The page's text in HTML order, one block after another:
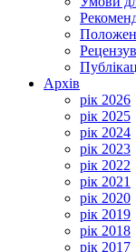
Архів
рік 2026
рік 2025
рік 2024
рік 2023
рік 2022
рік 2021
рік 2020
рік 2019
рік 2018
рік 2017